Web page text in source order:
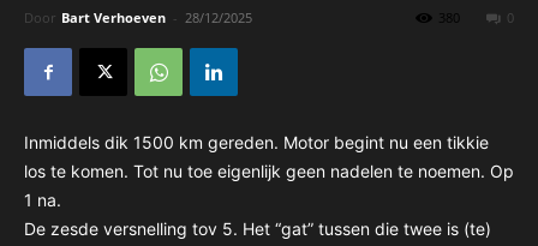
Door Bart Verhoeven - 28/12/2025 0
380
Inmiddels dik 1500 km gereden. Motor begint nu een tikkie
los te komen. Tot nu toe eigenlijk geen nadelen te noemen. Op
1 na.
De zesde versnelling tov 5. Het “gat” tussen die twee is (te)